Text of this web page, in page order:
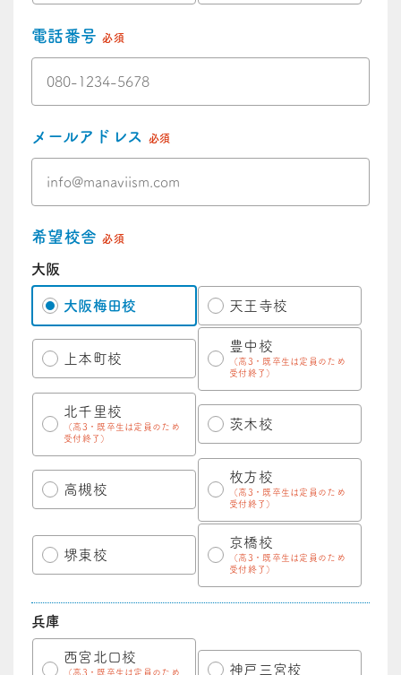
電話番号 必須
メールアドレス 必須
希望校舎 必須
大阪
大阪梅田校 天王寺校
上本町校
豊中校
（高3・既卒生は定員のため
受付終了）
北千里校
（高3・既卒生は定員のため
受付終了）
茨木校
高槻校
枚方校
（高3・既卒生は定員のため
受付終了）
堺東校
京橋校
（高3・既卒生は定員のため
受付終了）
兵庫
西宮北口校
（高3・既卒生は定員のため
神戸三宮校